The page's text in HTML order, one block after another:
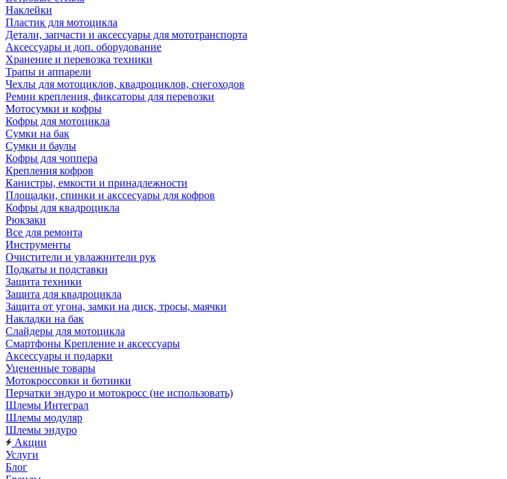
Наклейки
Пластик для мотоцикла
Детали, запчасти и аксессуары для мототранспорта
Аксессуары и доп. оборудование
Хранение и перевозка техники
Трапы и аппарели
Чехлы для мотоциклов, квадроциклов, снегоходов
Ремни крепления, фиксаторы для перевозки
Мотосумки и кофры
Кофры для мотоцикла
Сумки на бак
Сумки и баулы
Кофры для чоппера
Крепления кофров
Канистры, емкости и принадлежности
Площадки, спинки и акссесуары для кофров
Кофры для квадроцикла
Рюкзаки
Все для ремонта
Инструменты
Очистители и увлажнители рук
Подкаты и подставки
Защита техники
Защита для квадроцикла
Защита от угона, замки на диск, тросы, маячки
Накладки на бак
Слайдеры для мотоцикла
Смартфоны Крепление и аксессуары
Аксессуары и подарки
Уцененные товары
Мотокроссовки и ботинки
Перчатки эндуро и мотокросс (не использовать)
Шлемы Интеграл
Шлемы модуляр
Шлемы эндуро
Акции
Услуги
Блог